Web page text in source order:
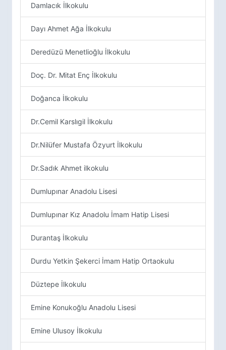
Damlacık İlkokulu
Dayı Ahmet Ağa İlkokulu
Deredüzü Menetlioğlu İlkokulu
Doç. Dr. Mitat Enç İlkokulu
Doğanca İlkokulu
Dr.Cemil Karslıgil İlkokulu
Dr.Nilüfer Mustafa Özyurt İlkokulu
Dr.Sadık Ahmet ilkokulu
Dumlupınar Anadolu Lisesi
Dumlupınar Kız Anadolu İmam Hatip Lisesi
Durantaş İlkokulu
Durdu Yetkin Şekerci İmam Hatip Ortaokulu
Düztepe İlkokulu
Emine Konukoğlu Anadolu Lisesi
Emine Ulusoy İlkokulu